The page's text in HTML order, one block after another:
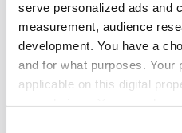
serve personalized ads and
measurement, audience
development. You have a
and for what purposes.
applicable on this digital